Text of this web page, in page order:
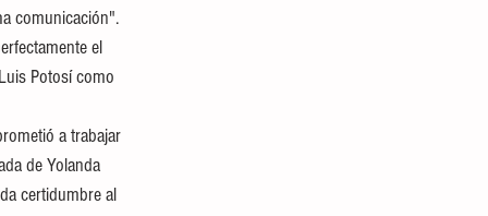
comunicación".
el
Potosí como
a trabajar
de Yolanda
certidumbre al